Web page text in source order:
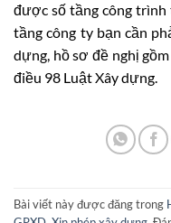
được số tầng công
tầng công ty bạn cần
dựng, hồ sơ đề nghị
điều 98 Luật Xây dựng.
Bài viết này được đăng trong